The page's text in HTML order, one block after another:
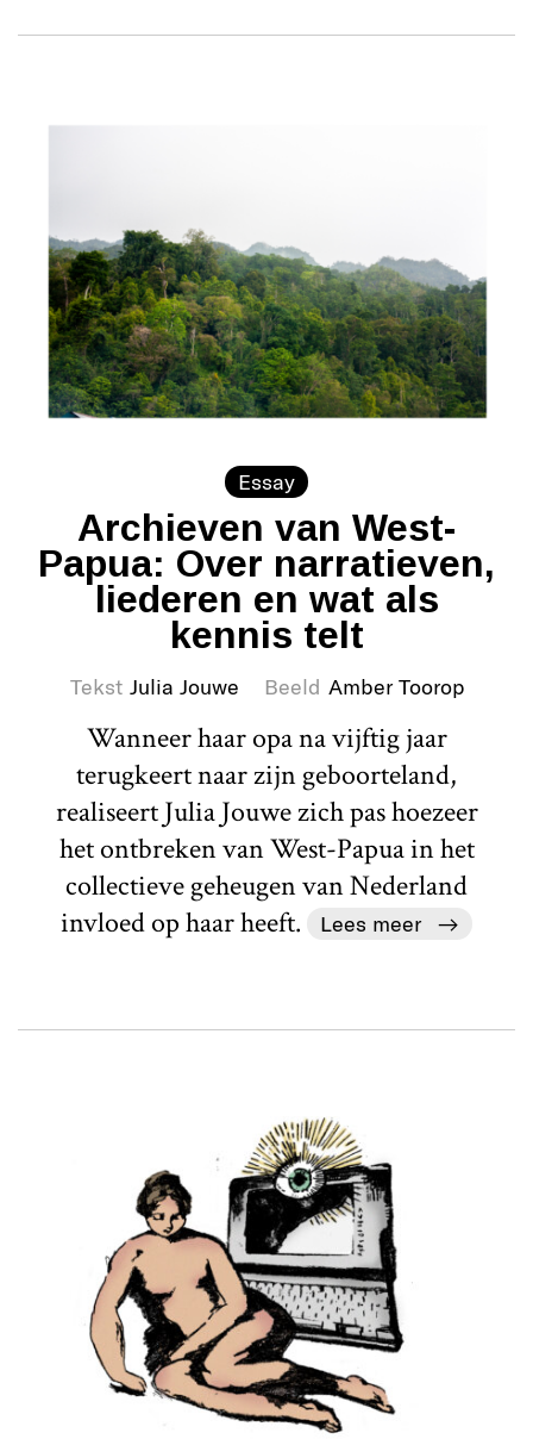
Essay
Archieven van West-
Papua: Over narratieven,
liederen en wat als
kennis telt
Tekst Julia Jouwe Beeld Amber Toorop
Wanneer haar opa na vijftig jaar
terugkeert naar zijn geboorteland,
realiseert Julia Jouwe zich pas hoezeer
het ontbreken van West-Papua in het
collectieve geheugen van Nederland
invloed op haar heeft.
Lees meer